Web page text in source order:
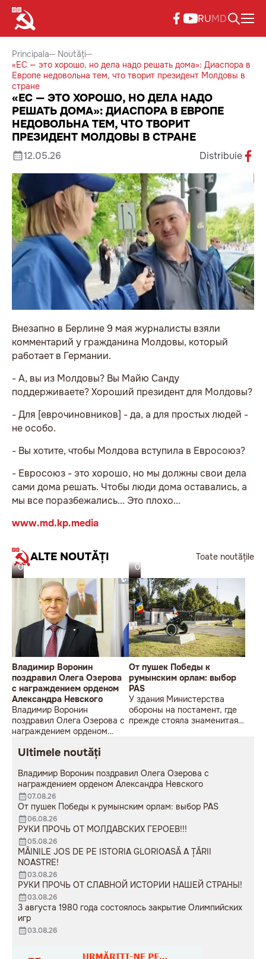
RUMD
Principala
Noutăți
«ЕС — это хорошо, но дела надо решать дома»: Диаспора в
Европе недовольна тем, что творит президент Молдовы в
стране
«ЕС — ЭТО ХОРОШО, НО ДЕЛА НАДО
РЕШАТЬ ДОМА»: ДИАСПОРА В ЕВРОПЕ
НЕДОВОЛЬНА ТЕМ, ЧТО ТВОРИТ
ПРЕЗИДЕНТ МОЛДОВЫ В СТРАНЕ
12.05.26 Distribuie
Внезапно в Берлине 9 мая журналисты взяли
комментарий у гражданина Молдовы, который
работает в Германии.
- А, вы из Молдовы? Вы Майю Санду
поддерживаете? Хороший президент для Молдовы?
- Для [еврочиновников] - да, а для простых людей -
не особо.
- Вы хотите, чтобы Молдова вступила в Евросоюз?
- Евросоюз - это хорошо, но мы должны свои дела
сами дома решать. Чтобы люди дома оставались, а
мы все поразбежались... Это плохо...
www.md.kp.media
ALTE NOUTĂȚI
Toate noutățile
07.08.26
Владимир Воронин
поздравил Олега Озерова
с награждением орденом
Александра Невского
Владимир Воронин
поздравил Олега Озерова с
награждением орденом
06.08.26
От пушек Победы к
румынским орлам: выбор
PAS
У здания Министерства
обороны на постамент, где
прежде стояла знаменитая
Ultimele noutăți
Владимир Воронин поздравил Олега Озерова с
награждением орденом Александра Невского
07.08.26
От пушек Победы к румынским орлам: выбор PAS
06.08.26
РУКИ ПРОЧЬ ОТ МОЛДАВСКИХ ГЕРОЕВ!!!
05.08.26
MÂINILE JOS DE PE ISTORIA GLORIOASĂ A ȚĂRII
NOASTRE!
03.08.26
РУКИ ПРОЧЬ ОТ СЛАВНОЙ ИСТОРИИ НАШЕЙ СТРАНЫ!
03.08.26
3 августа 1980 года состоялось закрытие Олимпийских
игр
03.08.26